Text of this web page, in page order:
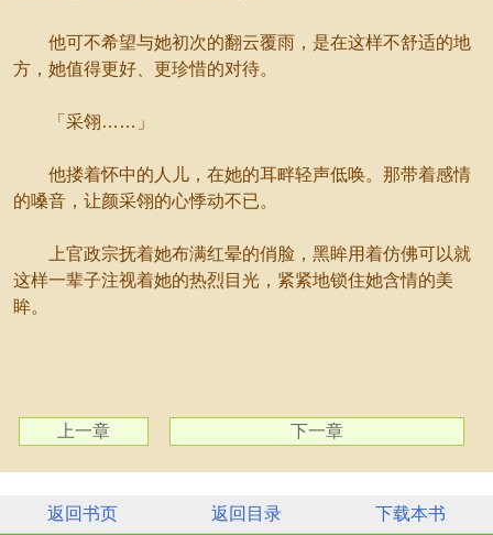
他可不希望与她初次的翻云覆雨，是在这样不舒适的地
方，她值得更好、更珍惜的对待。
「采翎……」
他搂着怀中的人儿，在她的耳畔轻声低唤。那带着感情
的嗓音，让颜采翎的心悸动不已。
上官政宗抚着她布满红晕的俏脸，黑眸用着仿佛可以就
这样一辈子注视着她的热烈目光，紧紧地锁住她含情的美
眸。
上一章 下一章
返回书页 返回目录 下载本书